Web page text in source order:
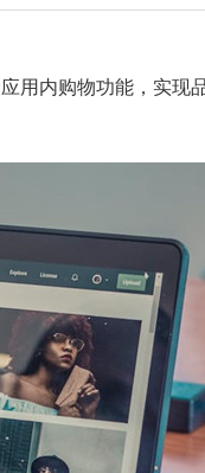
用内购物功能，实现